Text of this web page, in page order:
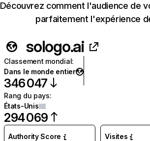
Découvrez comment l'audience de
parfaitement l'expérience
sologo.ai
Classement mondial:
Dans le monde entier
346 047
Rang du pays:
États-Unis
294 069
Authority Score Visites